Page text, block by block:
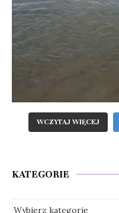
WCZYTAJ WIĘCEJ
KATEGORIE